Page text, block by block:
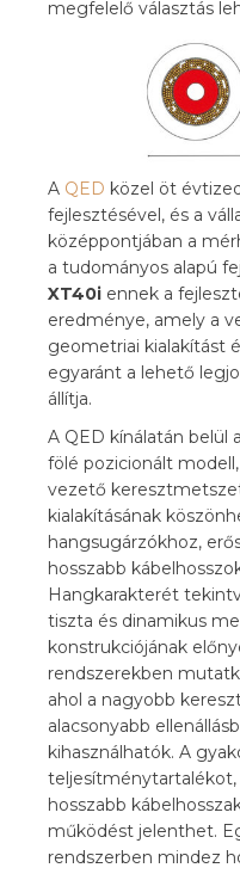
megfelelő választás
A QED közel öt
fejlesztésével, és a
középpontjában a
a tudományos alapú
XT40i ennek a
eredménye, amely a
geometriai kialakítást
egyaránt a lehető
állítja.
A QED kínálatán belül a
fölé pozicionált
vezető
kialakításának
hangsugárzókhoz,
hosszabb
Hangkarakterét
tiszta és dinamikus
konstrukciójának
rendszerekben
ahol a nagyobb
alacsonyabb
kihasználhatók. A
hosszabb
működést jelenthet.
rendszerben mindez